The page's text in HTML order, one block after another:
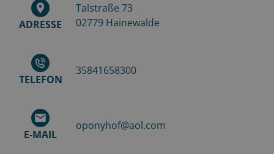
ADRESSE
Talstraße 73
02779 Hainewalde
TELEFON
35841658300
E-MAIL
oponyhof@aol.com